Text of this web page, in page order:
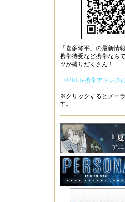
「喜多修平」の最新情
携帯待受など携帯なら
ツが盛りだくさん！
>>URLを携帯アドレス
※クリックするとメー
す。